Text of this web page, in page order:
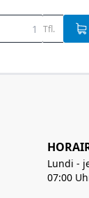
Tfl.
Lundi -
07:00